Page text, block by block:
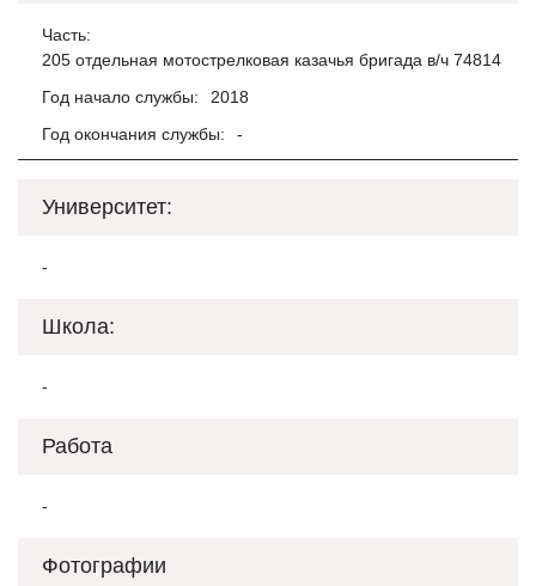
Часть:
205 отдельная мотострелковая казачья бригада в/ч 74814
Год начало службы:
2018
Год окончания службы:
-
Университет:
-
Школа:
-
Работа
-
Фотографии